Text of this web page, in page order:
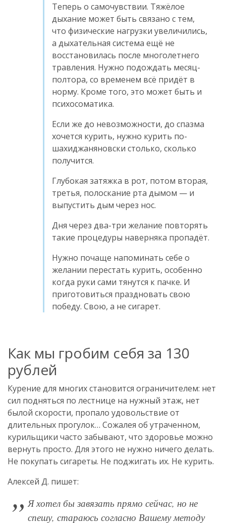
Теперь о самочувствии. Тяжёлое
дыхание может быть связано с тем,
что физические нагрузки увеличились,
а дыхательная система ещё не
восстановилась после многолетнего
травления. Нужно подождать месяц-
полтора, со временем всё придёт в
норму. Кроме того, это может быть и
психосоматика.
Если же до невозможности, до спазма
хочется курить, нужно курить по-
шахиджаняновски столько, сколько
получится.
Глубокая затяжка в рот, потом вторая,
третья, полоскание рта дымом — и
выпустить дым через нос.
Дня через два-три желание повторять
такие процедуры наверняка пропадёт.
Нужно почаще напоминать себе о
желании перестать курить, особенно
когда руки сами тянутся к пачке. И
приготовиться праздновать свою
победу. Свою, а не сигарет.
Как мы гробим себя за 130
рублей
Курение для многих становится ограничителем: нет
сил подняться по лестнице на нужный этаж, нет
былой скорости, пропало удовольствие от
длительных прогулок… Сожалея об утраченном,
курильщики часто забывают, что здоровье можно
вернуть просто. Для этого не нужно ничего делать.
Не покупать сигареты. Не поджигать их. Не курить.
Алексей Д. пишет:
Я хотел бы завязать прямо сейчас, но не
спешу, стараюсь согласно Вашему методу